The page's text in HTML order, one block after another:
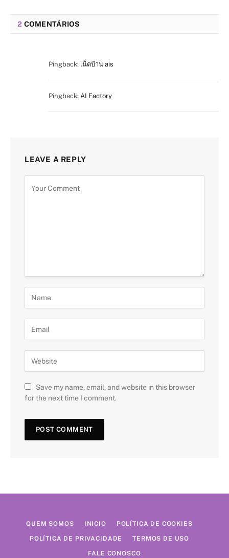
2 COMENTÁRIOS
Pingback: เน็ตบ้าน ais
Pingback: AI Factory
LEAVE A REPLY
Save my name, email, and website in this browser
for the next time I comment.
QUEM SOMOS INICIO POLÍTICA DE COOKIES
POLÍTICA DE PRIVACIDADE TERMOS DE USO
FALE CONOSCO